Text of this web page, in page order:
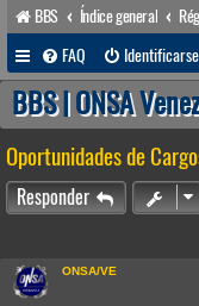
BBS Índice general
FAQ
Identificarse
BBS | ONSA
Oportunidades de
Responder
ONSA/VE